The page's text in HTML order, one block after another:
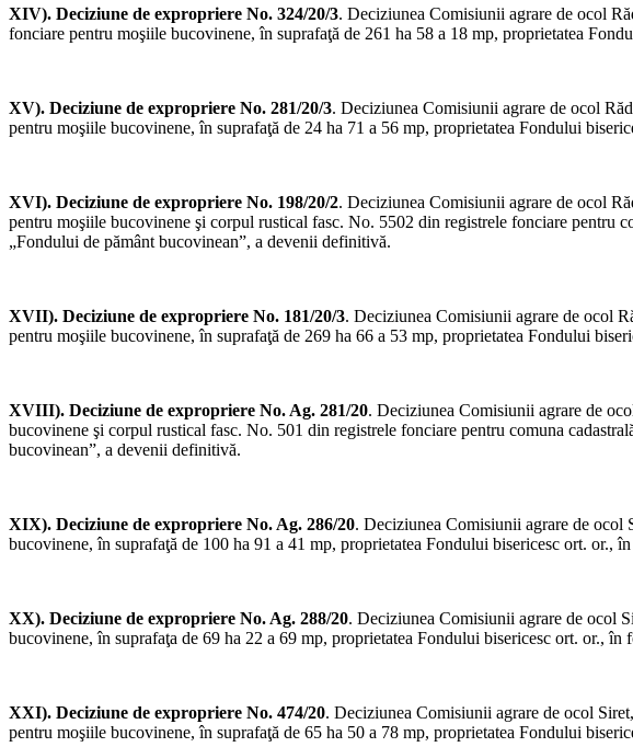
XIV). Deciziune de expropriere No. 324/20/3. Deciziunea Comisiunii agrare de ocol
fonciare pentru moşiile bu­covinene, în suprafaţă de 261 ha 58 a 18 mp, proprietatea
XV). Deciziune de expropriere No. 281/20/3. Deciziunea Comisiunii agrare de ocol
pentru moşiile bucovinene, în suprafaţă de 24 ha 71 a 56 mp, proprietatea Fondului
XVI). Deciziune de expropriere No. 198/20/2. Deciziunea Comisiunii agrare de ocol
pentru moşiile bucovinene şi corpul rustical fasc. No. 5502 din registrele fonciare pentru
„Fondului de pământ bucovinean”, a devenii definitivă.
XVII). Deciziune de expropriere No. 181/20/3. Deciziunea Comisiunii agrare de ocol
pentru moşiile bucovinene, în suprafaţă de 269 ha 66 a 53 mp, proprietatea Fondului
XVIII). Deciziune de expropriere No. Ag. 281/20. Deciziunea Comisiunii agrare de
bucovinene şi corpul rustical fasc. No. 501 din registrele fonciare pentru comuna
bucovinean”, a devenii definitivă.
XIX). Deciziune de expropriere No. Ag. 286/20. Deciziunea Comisiunii agrare de ocol
bucovinene, în suprafaţă de 100 ha 91 a 41 mp, proprietatea Fondului bisericesc ort. or.,
XX). Deciziune de expropriere No. Ag. 288/20. Deciziunea Comisiunii agrare de ocol
bucovinene, în suprafaţa de 69 ha 22 a 69 mp, proprietatea Fondului bisericesc ort. or.,
XXI). Deciziune de expropriere No. 474/20. Deciziunea Comisiunii agrare de ocol
pentru moşiile bucovinene, în suprafaţă de 65 ha 50 a 78 mp, proprietatea Fondului